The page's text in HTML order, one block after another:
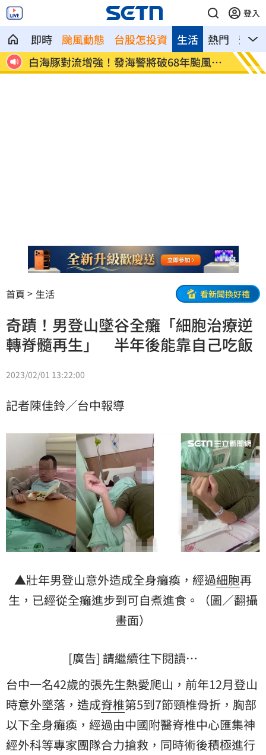
登入
即時 颱風動態 台股怎投資 熱門 影音
生活
訊
白海豚對流增強！發海警將破68年颱風紀
錄
首頁 生活 看新聞換好禮
奇蹟！男登山墜谷全癱「細胞治療逆
轉脊髓再生」 半年後能靠自己吃飯
2023/02/01 13:22:00
記者陳佳鈴／台中報導
▲壯年男登山意外造成全身癱瘓，經過細胞再
生，已經從全癱進步到可自煮進食。（圖／翻攝
畫面）
[廣告] 請繼續往下閱讀…
台中一名42歲的張先生熱愛爬山，前年12月登山
時意外墜落，造成脊椎第5到7節頸椎骨折，胸部
以下全身癱瘓，經過由中國附醫脊椎中心匯集神
經外科等專家團隊合力搶救，同時術後積極進行